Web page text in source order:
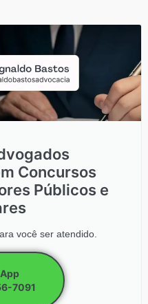
Concursos
Públicos e
você ser atendido.
7091